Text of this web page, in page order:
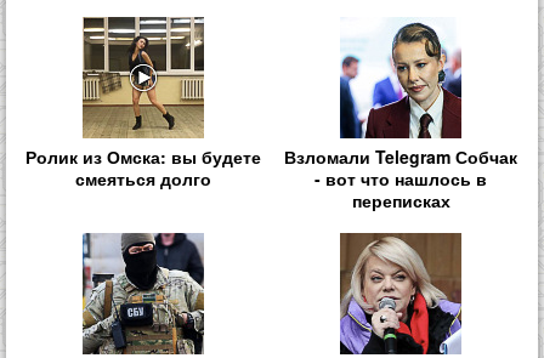
Ролик из Омска: вы будете
смеяться долго
Взломали Telegram Собчак
- вот что нашлось в
переписках